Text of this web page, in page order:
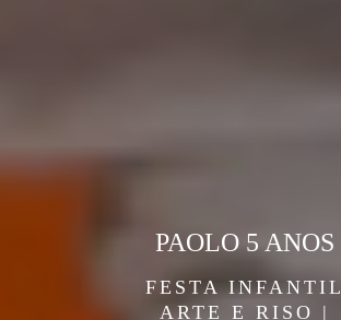
FESTA INFANTIL
ARTE E RISO |
PAOLO 5 ANOS